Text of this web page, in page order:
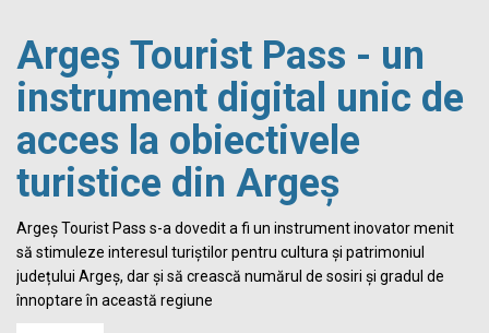
Argeș Tourist Pass - un
instrument digital unic de
acces la obiectivele
turistice din Argeș
Argeș Tourist Pass s-a dovedit a fi un instrument inovator menit
să stimuleze interesul turiștilor pentru cultura și patrimoniul
județului Argeș, dar și să crească numărul de sosiri și gradul de
înnoptare în această regiune